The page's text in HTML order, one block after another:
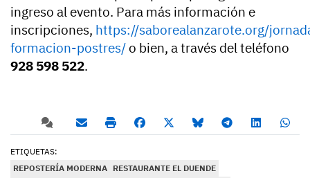
ingreso al evento. Para más información e
inscripciones, https://saborealanzarote.org/
formacion-postres/ o bien, a través del teléfono
928 598 522.
ETIQUETAS:
REPOSTERÍA MODERNA RESTAURANTE EL DUENDE